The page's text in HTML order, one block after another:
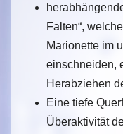
Falten“,
Marionette im
einschneiden,
Herabziehen
Eine tiefe
Überaktivität